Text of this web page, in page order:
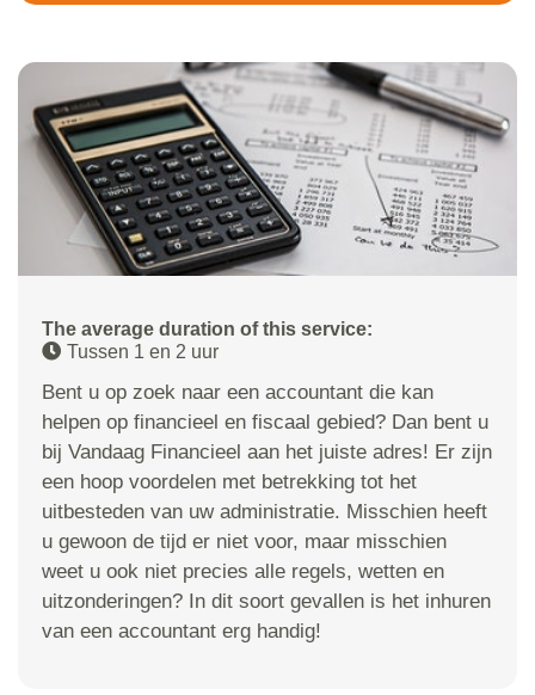
The average duration of this service:
Tussen 1 en 2 uur
Bent u op zoek naar een accountant die kan
helpen op financieel en fiscaal gebied? Dan bent u
bij Vandaag Financieel aan het juiste adres! Er zijn
een hoop voordelen met betrekking tot het
uitbesteden van uw administratie. Misschien heeft
u gewoon de tijd er niet voor, maar misschien
weet u ook niet precies alle regels, wetten en
uitzonderingen? In dit soort gevallen is het inhuren
van een accountant erg handig!